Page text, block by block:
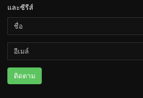
และซีรีส์
ติดตาม